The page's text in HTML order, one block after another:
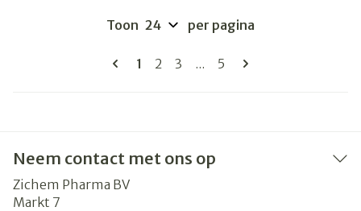
Pagina's
U lees momenteel pagina
1 Pagina
2 Pagina
3 ... Pagina
5
Toon per pagina
Neem contact met ons op
Zichem Pharma BV
Markt 7